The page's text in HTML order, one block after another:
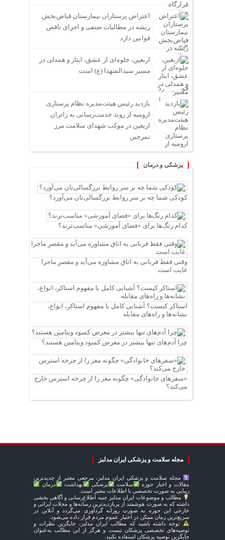
اعتراض پرستاران بیمارستان فیاض‌بخش
ریشه در مطالبات صنفی و اجرای ناقص
قوانین دارد
اربعین، جلوه‌ای از عشق، ایثار و همدلی در
مسیر سیدالشهدا (ع) است
بازدید رئیس هیئت‌مدیره نظام پرستاری
ارومیه از روند خدمت‌رسانی به زائران
اربعین در موکب شهدای سلامت مرز
تمرچین
پزشکی و درمان
کودکی شما چه بر سر روابط بزرگسالی‌تان می‌آورد؟
کدام رنگ‌ها برای «فضای آموزشی» مناسب‌ترند؟
وقتی فقط قربانی به اتاق مشاوره می‌آید و مقصرِ ماجرا
غایب است
استاکر کیست؟ آشنایی کامل با مفهوم استاکر، انواع،
نشانه‌ها و راه‌های مقابله
چرا آدم‌های تنها بیشتر در معرض کمبود ویتامین هستند؟
«سفرهای خانوادگی» چگونه مغز را از چرخه استرس خارج
می‌کند؟
مجله سلامت و پزشکی ایران مدلبز
مجله سلامت و پزشکی ایران مدلبز، مرجعی معتبر از جدیدترین
مقالات و اخبار حوزه
سلامت پزشکی بهداشت
درمان
زیبایی به صورت تخصصی با اطلاعات معتبر است.
مطالب و موضوعات ایران مدلبز جنبه اطلاع‌رسانی و آگاهی بخشی
داشته که به صورت هوشمند از پربازدیدترین رسانه‌ها و مجلات ایرانی و
خارجی این حوزه به صورت روزانه گردآوری می‌گردد و آنلاین در
سریع‌ترین زمان ممکن در اختیار عموم مردم قرار داده می‌شود.
توجه داشته باشید که مطالب ایران مدلبز، جایگزین نظرات و
توصیه‌های تخصصی پزشکان نیست و هرگز از این مطالب به‌عنوان
جایگزین توصیه پزشکان استفاده نکنید.